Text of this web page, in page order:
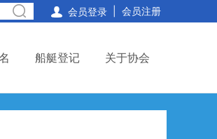
会员注册
 会员登录
船艇登记 关于协会